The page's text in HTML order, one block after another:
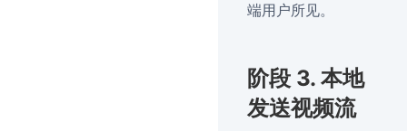
端用户所见。
阶段 3. 本地
发送视频流